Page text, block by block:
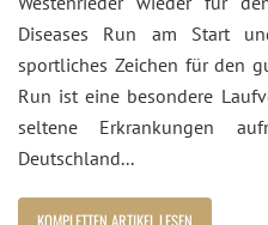
Diseases Run am Start
sportliches Zeichen für den
Run ist eine besondere
seltene Erkrankungen
Deutschland...
KOMPLETTEN ARTIKEL LESEN